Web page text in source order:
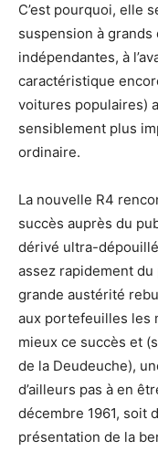
C’est pourquoi, elle
suspension à
indépendantes, à
caractéristique
voitures populaires)
sensiblement plus
ordinaire.
La nouvelle R4
succès auprès du
dérivé ultra-
assez rapidement
grande austérité
aux portefeuilles les
mieux ce succès et
de la Deudeuche),
d’ailleurs pas à en
décembre 1961, soit
présentation de la